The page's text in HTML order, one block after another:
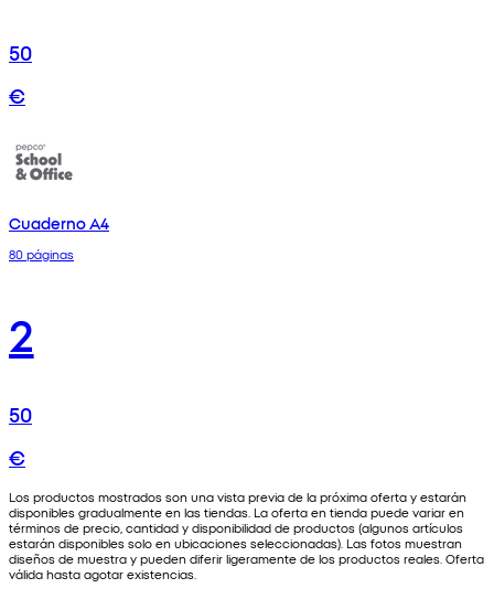
50
€
Cuaderno A4
80 páginas
2
50
€
Los productos mostrados son una vista previa de la próxima oferta y estarán
disponibles gradualmente en las tiendas. La oferta en tienda puede variar en
términos de precio, cantidad y disponibilidad de productos (algunos artículos
estarán disponibles solo en ubicaciones seleccionadas). Las fotos muestran
diseños de muestra y pueden diferir ligeramente de los productos reales. Oferta
válida hasta agotar existencias.